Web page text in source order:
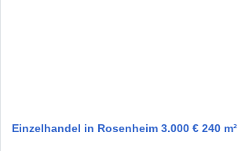
Einzelhandel in Rosenheim 3.000 € 240 m²